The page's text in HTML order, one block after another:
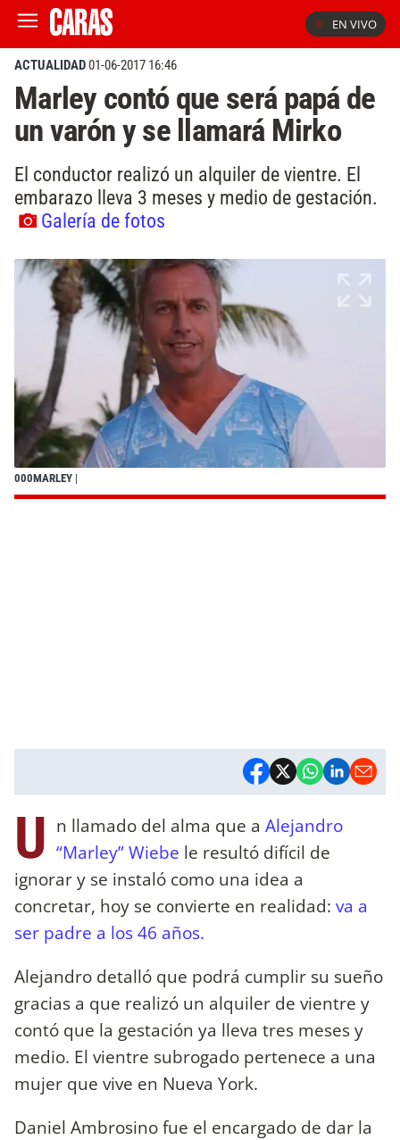
EN VIVO
ACTUALIDAD01-06-2017 16:46
Marley contó que será papá de
un varón y se llamará Mirko
El conductor realizó un alquiler de vientre. El
embarazo lleva 3 meses y medio de gestación.
Galería de fotos
000MARLEY |
U n llamado del alma que a Alejandro
“Marley” Wiebe le resultó difícil de
ignorar y se instaló como una idea a
concretar, hoy se convierte en realidad: va a
ser padre a los 46 años.
Alejandro detalló que podrá cumplir su sueño
gracias a que realizó un alquiler de vientre y
contó que la gestación ya lleva tres meses y
medio. El vientre subrogado pertenece a una
mujer que vive en Nueva York.
Daniel Ambrosino fue el encargado de dar la